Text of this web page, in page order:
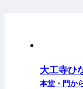
大工寺ひ
本堂・門か